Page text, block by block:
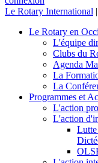
Le Rotary International |
Le Rotary en
L'équipe
Clubs du
Agenda
La
La
Programmes et
L'action
L'action